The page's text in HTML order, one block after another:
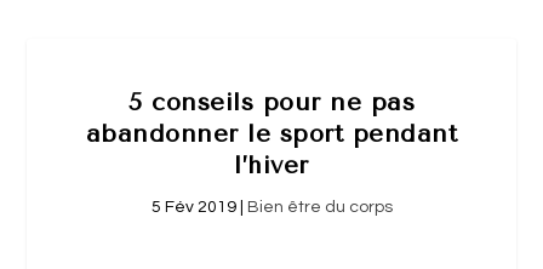
5 conseils pour ne pas
abandonner le sport pendant
l’hiver
5 Fév 2019| Bien être du corps